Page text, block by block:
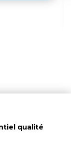
qualité